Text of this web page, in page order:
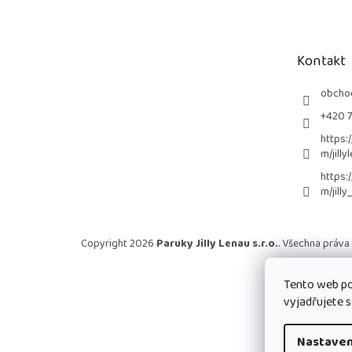
Tento web
vyjadřujete
Kontakt
+420
m/
m/
Copyright 2026 Paruky Jilly Lenau s.r.o.. Všechna